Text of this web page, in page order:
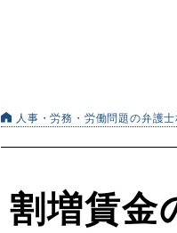
人事・労務・労働問題の弁護士
割増賃金